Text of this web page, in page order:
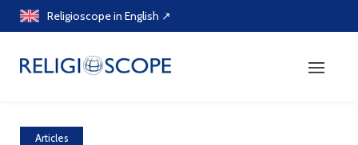
Skip
Religioscope in English ↗
Articles